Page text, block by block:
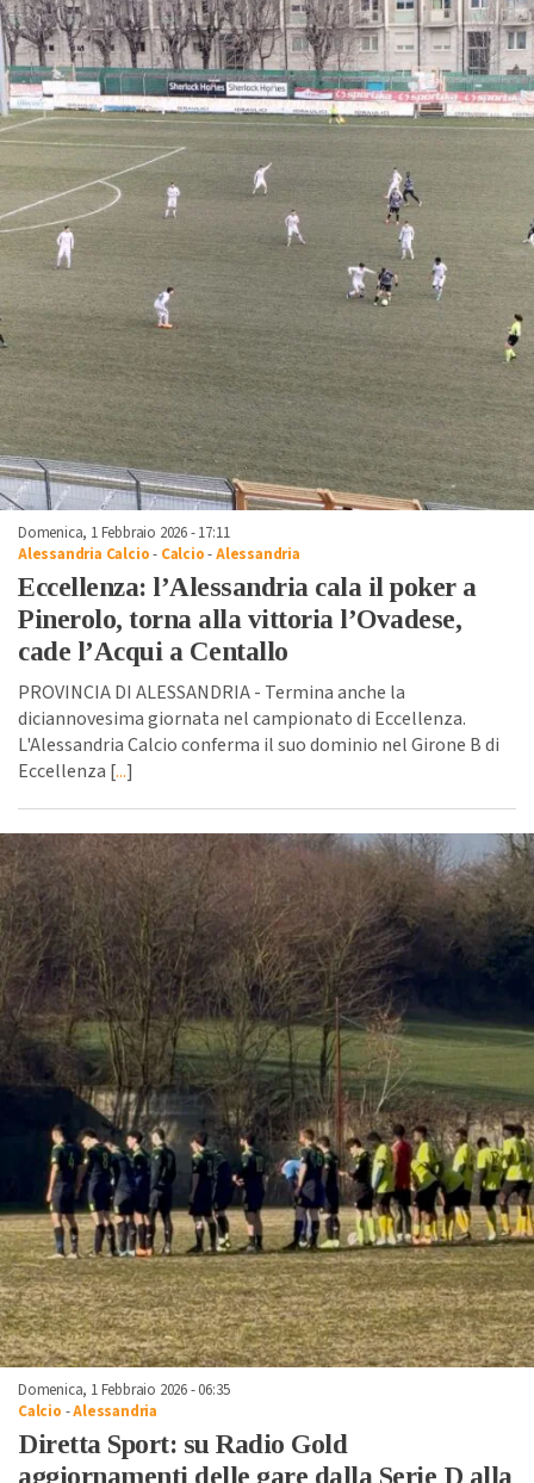
Domenica, 1 Febbraio 2026 - 17:11
Alessandria Calcio- Calcio-Alessandria
Eccellenza: l’Alessandria cala il poker a
Pinerolo, torna alla vittoria l’Ovadese,
cade l’Acqui a Centallo
PROVINCIA DI ALESSANDRIA - Termina anche la
diciannovesima giornata nel campionato di Eccellenza.
L'Alessandria Calcio conferma il suo dominio nel Girone B di
Eccellenza [...]
Domenica, 1 Febbraio 2026 - 06:35
Calcio -Alessandria
Diretta Sport: su Radio Gold
aggiornamenti delle gare dalla Serie D alla